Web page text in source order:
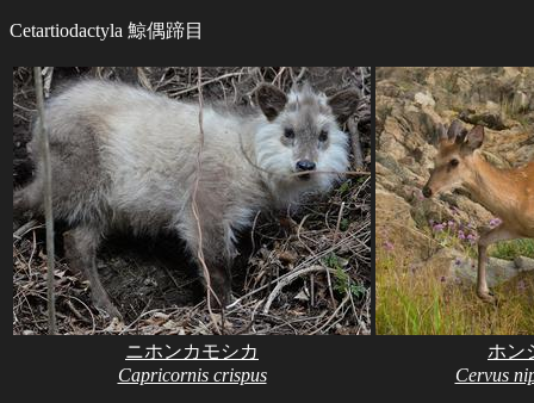
Cetartiodactyla 鯨偶蹄目
ニホンカモシカ
Capricornis crispus
ホン
Cervus